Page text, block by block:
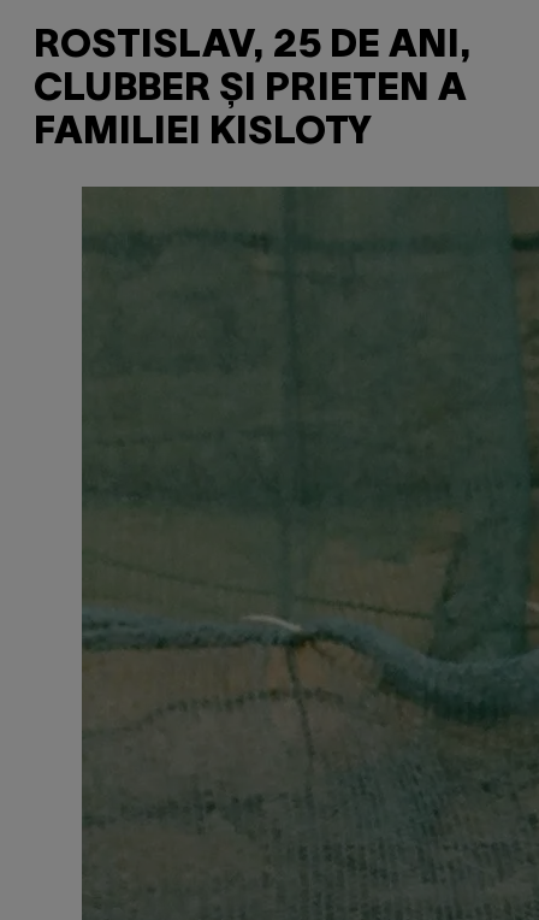
ROSTISLAV, 25 DE ANI,
CLUBBER ȘI PRIETEN A
FAMILIEI KISLOTY